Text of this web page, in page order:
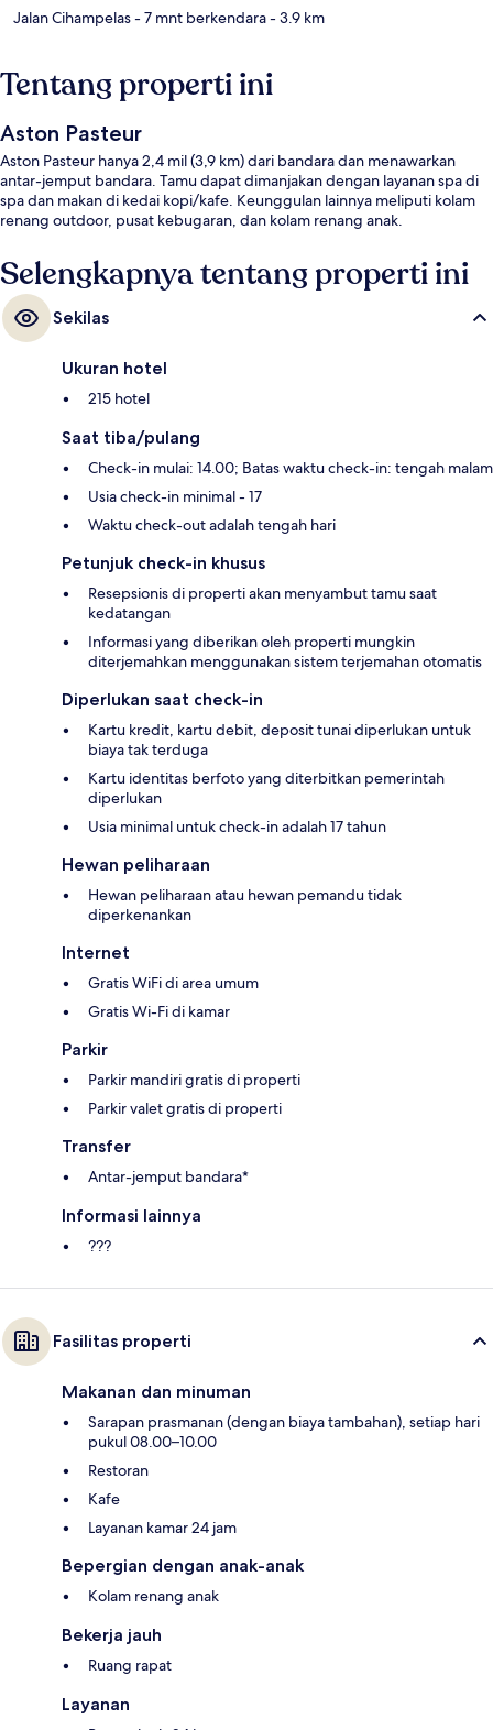
Jalan Cihampelas- 7 mnt berkendara- 3.9 km
Tentang properti ini
Aston Pasteur
Aston Pasteur hanya 2,4 mil (3,9 km) dari bandara dan menawarkan
antar-jemput bandara. Tamu dapat dimanjakan dengan layanan spa di
spa dan makan di kedai kopi/kafe. Keunggulan lainnya meliputi kolam
renang outdoor, pusat kebugaran, dan kolam renang anak.
Selengkapnya tentang properti ini
Sekilas
Ukuran hotel
215 hotel
Saat tiba/pulang
Check-in mulai: 14.00; Batas waktu check-in: tengah malam
Usia check-in minimal - 17
Waktu check-out adalah tengah hari
Petunjuk check-in khusus
Resepsionis di properti akan menyambut tamu saat
kedatangan
Informasi yang diberikan oleh properti mungkin
diterjemahkan menggunakan sistem terjemahan otomatis
Diperlukan saat check-in
Kartu kredit, kartu debit, deposit tunai diperlukan untuk
biaya tak terduga
Kartu identitas berfoto yang diterbitkan pemerintah
diperlukan
Usia minimal untuk check-in adalah 17 tahun
Hewan peliharaan
Hewan peliharaan atau hewan pemandu tidak
diperkenankan
Internet
Gratis WiFi di area umum
Gratis Wi-Fi di kamar
Parkir
Parkir mandiri gratis di properti
Parkir valet gratis di properti
Transfer
Antar-jemput bandara*
Informasi lainnya
???
Fasilitas properti
Makanan dan minuman
Sarapan prasmanan (dengan biaya tambahan), setiap hari
pukul 08.00–10.00
Restoran
Kafe
Layanan kamar 24 jam
Bepergian dengan anak-anak
Kolam renang anak
Bekerja jauh
Ruang rapat
Layanan